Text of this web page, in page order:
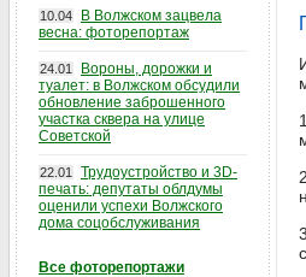
10.04
В Волжском зацвела
весна: фоторепортаж
24.01
Вороны, дорожки и
туалет: в Волжском обсудили
обновление заброшенного
участка сквера на улице
Советской
22.01
Трудоустройство и 3D-
печать: депутаты облдумы
оценили успехи Волжского
дома соцобслуживания
Все фоторепортажи